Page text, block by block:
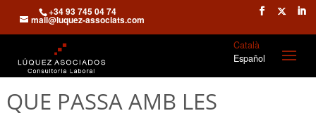
+34 93 745 04 74
mail@luquez-associats.com
Català
Español
QUE PASSA AMB LES